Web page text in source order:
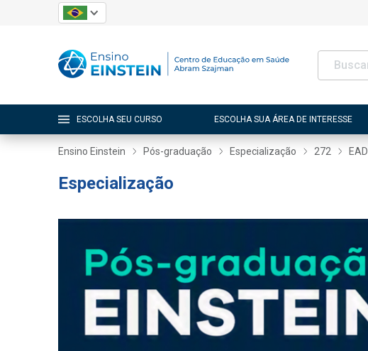
ESCOLHA SEU CURSO ESCOLHA SUA ÁREA DE INTERESSE
Ensino Einstein Pós-graduação Especialização 272 EAD
Especialização